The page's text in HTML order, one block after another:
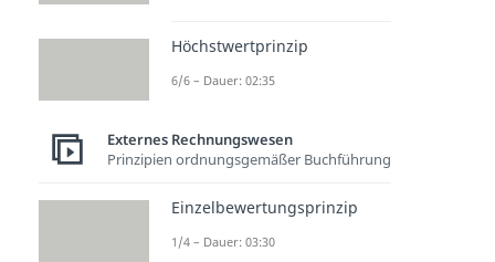
Dauer: 03:44
Lineare Abschreibung
Dauer: 04:12
Geometrisch-degressive
Dauer: 05:04
Arithmetisch-degressive
Höchstwertprinzip
6/6 – Dauer: 02:35
Externes Rechnungswesen
Prinzipien ordnungsgemäßer Buchführung
Einzelbewertungsprinzip
1/4 – Dauer: 03:30